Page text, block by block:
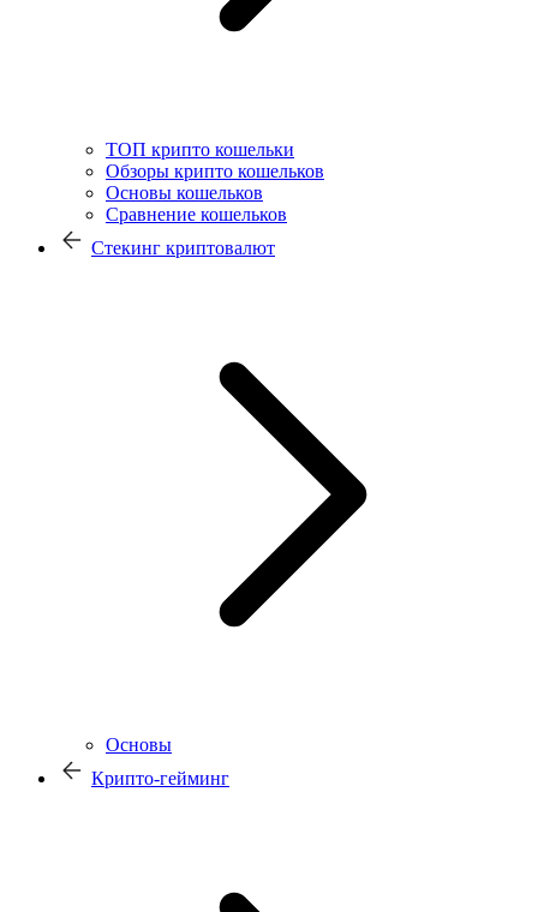
ТОП крипто кошельки
Обзоры крипто кошельков
Основы кошельков
Сравнение кошельков
Стекинг криптовалют
Основы
Крипто-гейминг